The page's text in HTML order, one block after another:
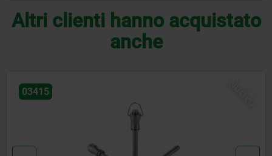
Altri clienti hanno acquistato
anche